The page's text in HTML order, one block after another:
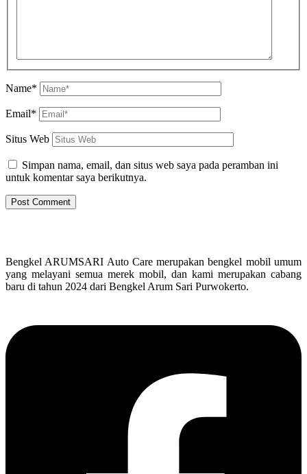
Name*
Email*
Situs Web
Simpan nama, email, dan situs web saya pada peramban ini
untuk komentar saya berikutnya.
Bengkel ARUMSARI Auto Care merupakan bengkel mobil umum
yang melayani semua merek mobil, dan kami merupakan cabang
baru di tahun 2024 dari Bengkel Arum Sari Purwokerto.